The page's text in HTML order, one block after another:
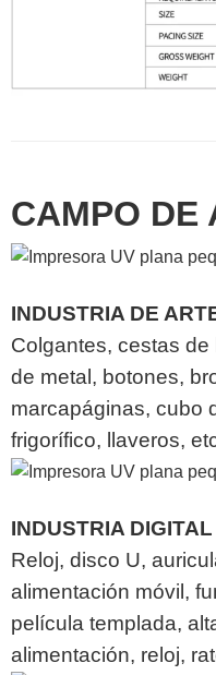
CAMPO DE
INDUSTRIA DE
Colgantes, cestas
de metal, botones,
marcapáginas, cubo
frigorífico, llaveros,
INDUSTRIA
Reloj, disco U,
alimentación móvil,
película templada,
alimentación, reloj,